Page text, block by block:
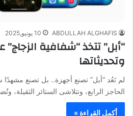
ABDULLAH ALGHAFIS 10 يونيو,2025
“أبل” تتخذ “شفافية الزجاج”
وتحديثاتها
لم تَعُد “أبل” تصنع أجهزة.. بل تصنع مشهدًا
الحاجز الرابع، وتتلاشى الستائر الثقيلة،
أكمل القراءة »